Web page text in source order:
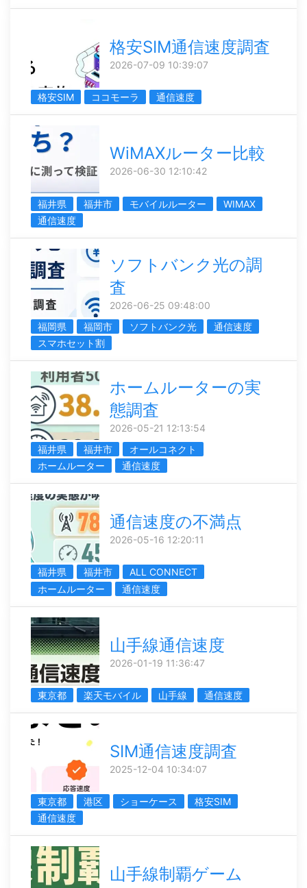
格安SIM通信速度調査
2026-07-09 10:39:07
格安SIM ココモーラ 通信速度
WiMAXルーター比較
2026-06-30 12:10:42
福井県 福井市 モバイルルーター
WIMAX
通信速度
ソフトバンク光の調
査
2026-06-25 09:48:00
福岡県
福岡市 ソフトバンク光
通信速度
スマホセット割
ホームルーターの実
態調査
2026-05-21 12:13:54
福井県
福井市
オールコネクト
ホームルーター
通信速度
通信速度の不満点
2026-05-16 12:20:11
福井県 福井市
ALL CONNECT
ホームルーター
通信速度
山手線通信速度
2026-01-19 11:36:47
東京都 楽天モバイル 山手線 通信速度
SIM通信速度調査
2025-12-04 10:34:07
東京都 港区 ショーケース
格安SIM
通信速度
山手線制覇ゲーム